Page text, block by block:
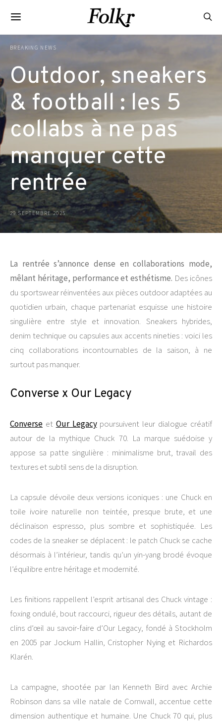
BREAKING NEWS
Outdoor, sneakers
& football : les 5
collabs à ne pas
manquer cette
rentrée
29 SEPTEMBRE 2025
La rentrée s’annonce dense en collaborations mode,
mêlant héritage, performance et esthétisme. Des icônes
du sportswear réinventées aux pièces outdoor adaptées au
quotidien urbain, chaque partenariat esquisse une histoire
singulière entre style et innovation. Sneakers hybrides,
denim technique ou capsules aux accents nineties : voici les
cinq collaborations incontournables de la saison, à ne
surtout pas manquer.
Converse x Our Legacy
Converse et Our Legacypoursuivent leur dialogue créatif
autour de la mythique Chuck 70. La marque suédoise y
appose sa patte singulière : minimalisme brut, travail des
textures et subtil sens de la disruption.
La capsule dévoile deux versions iconiques : une Chuck en
toile ivoire naturelle non teintée, presque brute, et une
déclinaison espresso, plus sombre et sophistiquée. Les
codes de la sneaker se déplacent : le patch Chuck se cache
désormais à l’intérieur, tandis qu’un yin-yang brodé évoque
l’équilibre entre héritage et modernité.
Les finitions rappellent l’esprit artisanal des Chuck vintage :
foxing ondulé, bout raccourci, rigueur des détails, autant de
clins d’œil au savoir-faire d’Our Legacy, fondé à Stockholm
en 2005 par Jockum Hallin, Cristopher Nying et Richardos
Klarén.
La campagne, shootée par Ian Kenneth Bird avec Archie
Robinson dans sa ville natale de Cornwall, accentue cette
dimension authentique et humaine. Une Chuck 70 qui, plus